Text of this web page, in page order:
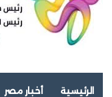
الرئيسية أخبار مصر